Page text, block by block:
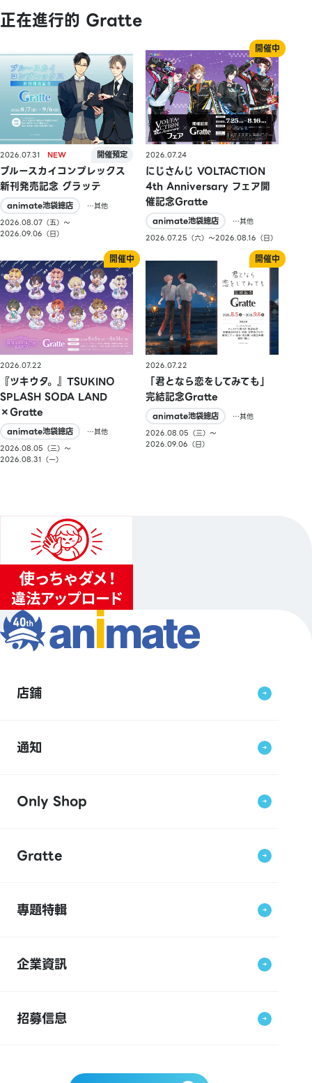
正在進行的 Gratte
2026.07.31
ブルースカイコンプレックス
新刊発売記念 グラッテ
animate池袋總店
…其他
2026.08.07（五）〜
2026.09.06（日）
2026.07.24
にじさんじ VOLTACTION
4th Anniversary フェア開
催記念Gratte
animate池袋總店
…其他
2026.07.25（六）〜2026.08.16（日）
2026.07.22
『ツキウタ。』TSUKINO
SPLASH SODA LAND
×Gratte
animate池袋總店
…其他
2026.08.05（三）〜
2026.08.31（一）
2026.07.22
「君となら恋をしてみても」
完結記念Gratte
animate池袋總店
…其他
2026.08.05（三）〜
2026.09.06（日）
店鋪
通知
Only Shop
Gratte
專題特輯
企業資訊
招募信息